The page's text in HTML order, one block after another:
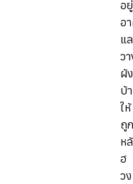
อยู่
อ
แ
ว
ผัง
บ้
ให้
ถู
ห
ฮ
วง